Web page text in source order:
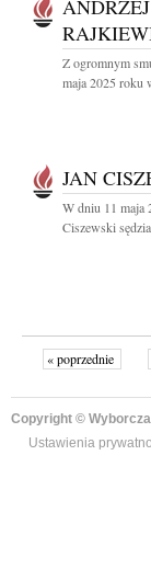
Z ogromnym
maja 2025 roku
JAN
W dniu 11 maja
Ciszewski
« poprzednie
Copyright ©
Ustawienia